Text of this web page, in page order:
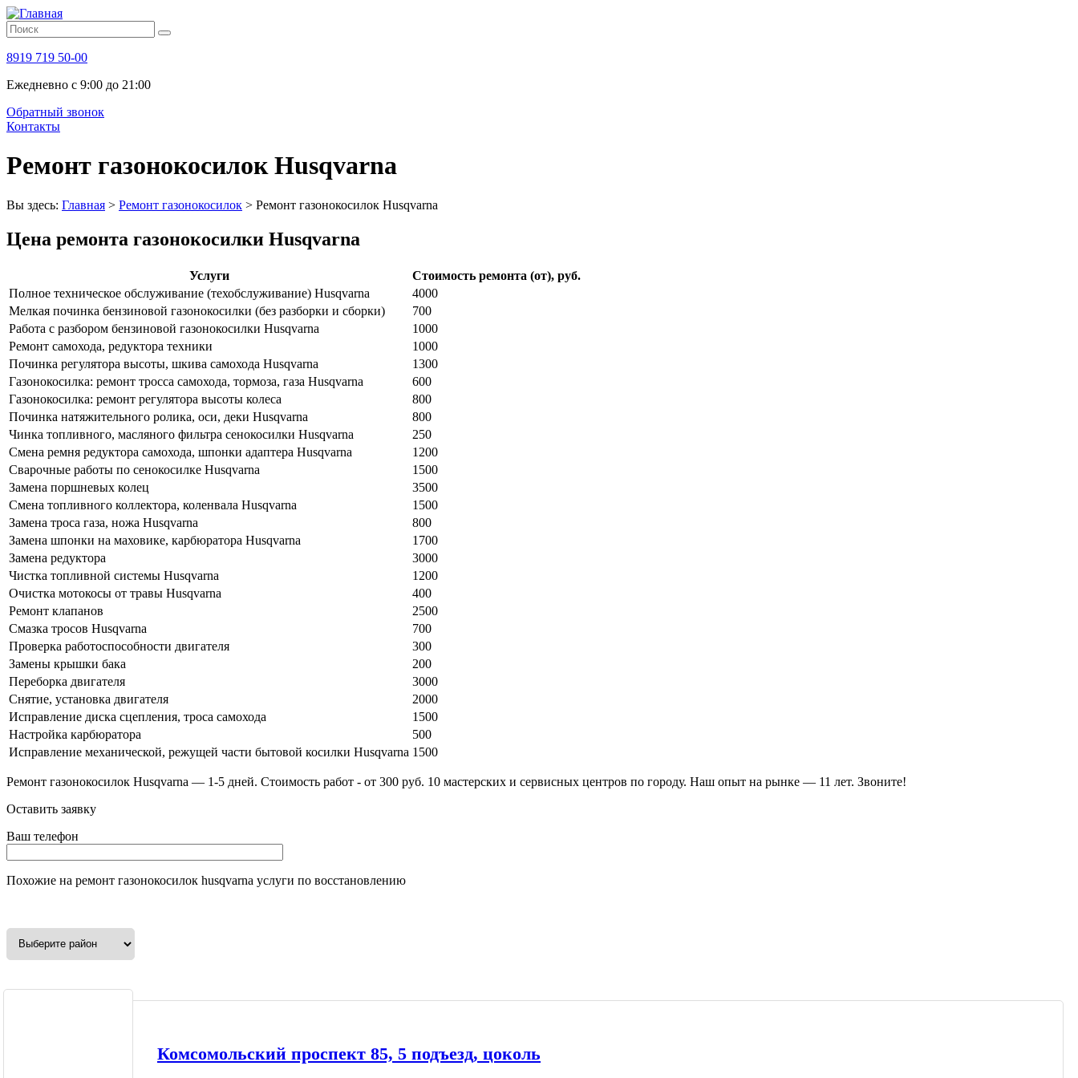
8919 719 50-00
Ежедневно с 9:00 до 21:00
Обратный звонок
Контакты
Ремонт газонокосилок Husqvarna
Вы здесь: Главная > Ремонт газонокосилок > Ремонт газонокосилок Husqvarna
Цена ремонта газонокосилки Husqvarna
Услуги
Стоимость ремонта (от), руб.
Полное техническое обслуживание (техобслуживание) Husqvarna
4000
Мелкая починка бензиновой газонокосилки (без разборки и сборки)
700
Работа с разбором бензиновой газонокосилки Husqvarna
1000
Ремонт самохода, редуктора техники
1000
Починка регулятора высоты, шкива самохода Husqvarna
1300
Газонокосилка: ремонт тросса самохода, тормоза, газа Husqvarna
600
Газонокосилка: ремонт регулятора высоты колеса
800
Починка натяжительного ролика, оси, деки Husqvarna
800
Чинка топливного, масляного фильтра сенокосилки Husqvarna
250
Смена ремня редуктора самохода, шпонки адаптера Husqvarna
1200
Сварочные работы по сенокосилке Husqvarna
1500
Замена поршневых колец
3500
Смена топливного коллектора, коленвала Husqvarna
1500
Замена троса газа, ножа Husqvarna
800
Замена шпонки на маховике, карбюратора Husqvarna
1700
Замена редуктора
3000
Чистка топливной системы Husqvarna
1200
Очистка мотокосы от травы Husqvarna
400
Ремонт клапанов
2500
Смазка тросов Husqvarna
700
Проверка работоспособности двигателя
300
Замены крышки бака
200
Переборка двигателя
3000
Снятие, установка двигателя
2000
Исправление диска сцепления, троса самохода
1500
Настройка карбюратора
500
Исправление механической, режущей части бытовой косилки Husqvarna 1500
Ремонт газонокосилок Husqvarna — 1-5 дней. Стоимость работ - от 300 руб. 10 мастерских и сервисных центров по городу. Наш опыт на рынке — 11 лет. Звоните!
Оставить заявку
Ваш телефон
Похожие на ремонт газонокосилок husqvarna услуги по восстановлению
Комсомольский проспект 85, 5 подъезд, цоколь